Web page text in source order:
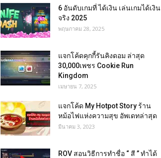
6 อันดับเกมที่ ได้เงิน เล่นเกมได้เงิน
จริง 2025
พฤษภาคม 28, 2025
แจกโค้ดคุกกี้รันคิงดอม ล่าสุด
30,000เพชร Cookie Run
Kingdom
เมษายน 7, 2025
แจกโค้ด My Hotpot Story ร้าน
หม้อไฟแห่งความสุข อัพเดทล่าสุด
มีนาคม 3, 2023
ROV สอนวิธีการทำชื่อ “ สี ” ทำได้